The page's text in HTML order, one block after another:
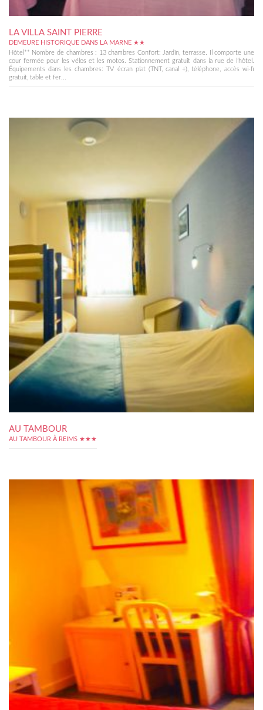
LA VILLA SAINT PIERRE
DEMEURE HISTORIQUE DANS LA MARNE ★★
Hôtel** Nombre de chambres : 13 chambres Confort: Jardin, terrasse. Il comporte une
cour fermée pour les vélos et les motos. Stationnement gratuit dans la rue de l’hôtel.
Équipements dans les chambres: TV écran plat (TNT, canal +), téléphone, accès wi-fi
gratuit, table et fer...
AU TAMBOUR
AU TAMBOUR À REIMS ★★★